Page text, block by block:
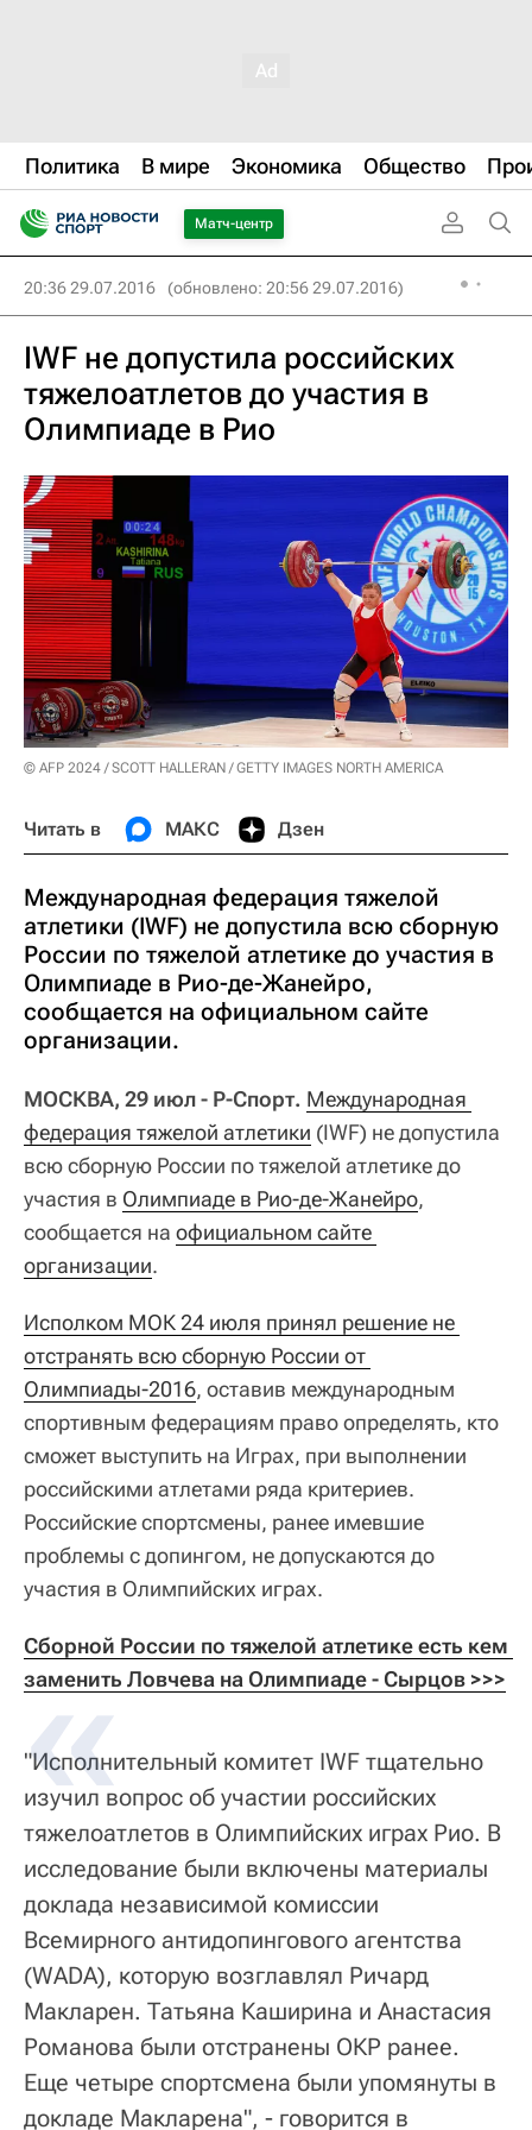
Политика В мире Экономика Общество
Матч-центр
20:36 29.07.2016 (обновлено: 20:56 29.07.2016)
IWF не допустила российских
тяжелоатлетов до участия в
Олимпиаде в Рио
© AFP 2024 / SCOTT HALLERAN / GETTY IMAGES NORTH AMERICA
Читать в МАКС Дзен
Международная федерация тяжелой
атлетики (IWF) не допустила всю сборную
России по тяжелой атлетике до участия в
Олимпиаде в Рио-де-Жанейро,
сообщается на официальном сайте
организации.
МОСКВА, 29 июл - Р-Спорт. Международная
федерация тяжелой атлетики (IWF) не допустила
всю сборную России по тяжелой атлетике до
участия в Олимпиаде в Рио-де-Жанейро,
сообщается на официальном сайте
организации.
Исполком МОК 24 июля принял решение не
отстранять всю сборную России от
Олимпиады-2016, оставив международным
спортивным федерациям право определять, кто
сможет выступить на Играх, при выполнении
российскими атлетами ряда критериев.
Российские спортсмены, ранее имевшие
проблемы с допингом, не допускаются до
участия в Олимпийских играх.
Сборной России по тяжелой атлетике есть кем
заменить Ловчева на Олимпиаде - Сырцов >>>
"Исполнительный комитет IWF тщательно
изучил вопрос об участии российских
тяжелоатлетов в Олимпийских играх Рио. В
исследование были включены материалы
доклада независимой комиссии
Всемирного антидопингового агентства
(WADA), которую возглавлял Ричард
Макларен. Татьяна Каширина и Анастасия
Романова были отстранены ОКР ранее.
Еще четыре спортсмена были упомянуты в
докладе Макларена", - говорится в